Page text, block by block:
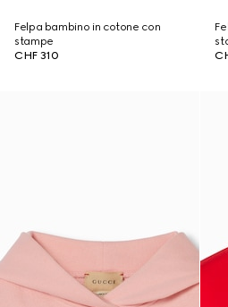
Felpa bambino in cotone con
stampe
CHF 310